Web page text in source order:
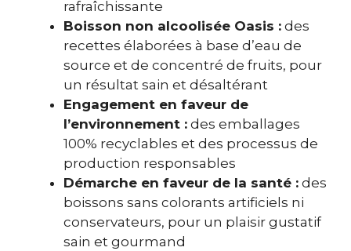
rafraîchissante
Boisson non alcoolisée Oasis : des
recettes élaborées à base d’eau de
source et de concentré de fruits, pour
un résultat sain et désaltérant
Engagement en faveur de
l’environnement : des emballages
100% recyclables et des processus de
production responsables
Démarche en faveur de la santé : des
boissons sans colorants artificiels ni
conservateurs, pour un plaisir gustatif
sain et gourmand